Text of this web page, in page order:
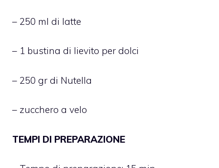
– 250 ml di latte
– 1 bustina di lievito per dolci
– 250 gr di Nutella
– zucchero a velo
TEMPI DI PREPARAZIONE